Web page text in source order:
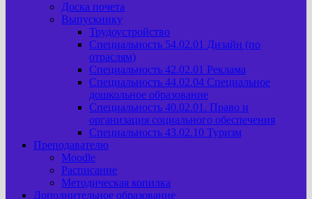
Доска почета
Выпускнику
Трудоустройство
Специальность 54.02.01 Дизайн (по
отраслям)
Специальность 42.02.01 Реклама
Специальность 44.02.04 Специальное
дошкольное образование
Специальность 40.02.01. Право и
организация социального обеспечения
Специальность 43.02.10 Туризм
Преподавателю
Moodle
Расписание
Методическая копилка
Дополнительное образование